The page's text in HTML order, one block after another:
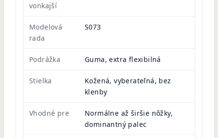
vonkajší
Modelová
rada
S073
Podrážka Guma, extra flexibilná
Stielka
Kožená, vyberateľná, bez
klenby
Vhodné pre
Normálne až širšie nôžky,
dominantný palec